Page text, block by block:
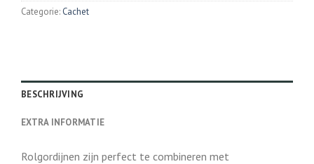
Categorie: Cachet
BESCHRIJVING
EXTRA INFORMATIE
Rolgordijnen zijn perfect te combineren met